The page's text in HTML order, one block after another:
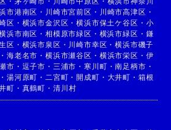
市港南区 ・ 川崎市宮前区 ・ 川崎市高津区 ・
区 ・ 横浜市金沢区 ・横浜市保土ケ谷区 ・ 小
浜市南区 ・相模原市緑区 ・ 横浜市緑区 ・ 鎌
区 ・ 横浜市泉区 ・ 川崎市幸区 ・横浜市磯子
・海老名市 ・横浜市瀬谷区 ・ 横浜市栄区 ・ 伊
市 ・ 逗子市 ・ 三浦市 ・寒川町 ・南足柄市 ・
・湯河原町 ・ 二宮町 ・開成町 ・ 大井町 ・ 箱根
町 ・ 真鶴町 ・ 清川村